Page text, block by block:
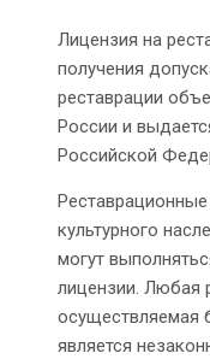
Лицензия на
получения
реставрации
России и
Российской
культурного
могут
лицензии. Любая
осуществляемая
является